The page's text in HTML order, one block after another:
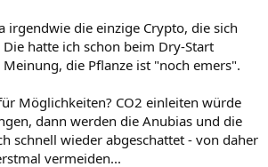
irgendwie die einzige Crypto, die sich
hatte ich schon beim Dry-Start
die Pflanze ist "noch emers".
Möglichkeiten? CO2 einleiten würde
dann werden die Anubias und die
schnell wieder abgeschattet - von daher
vermeiden...